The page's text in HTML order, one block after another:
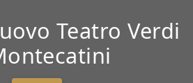
Teatro Verdi